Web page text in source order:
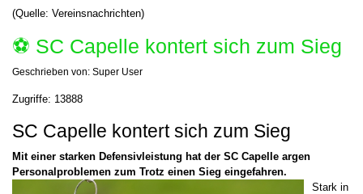
(Quelle: Vereinsnachrichten)
⚽️ SC Capelle kontert sich zum Sieg
Geschrieben von: Super User
Zugriffe: 13888
SC Capelle kontert sich zum Sieg
Mit einer starken Defensivleistung hat der SC Capelle argen
Personalproblemen zum Trotz einen Sieg eingefahren.
Stark in